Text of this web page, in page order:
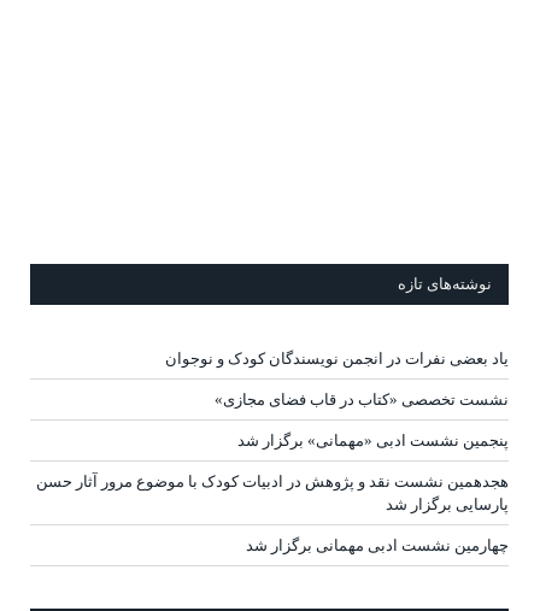
نوشته‌های تازه
یاد بعضی نفرات در انجمن نویسندگان کودک و نوجوان
نشست تخصصی «کتاب در قاب فضای مجازی»
پنجمین نشست ادبی «مهمانی» برگزار شد
هجدهمین نشست نقد و پژوهش در ادبیات کودک با موضوع مرور آثار حسن
پارسایی برگزار شد
چهارمین نشست ادبی مهمانی برگزار شد